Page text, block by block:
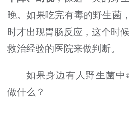
晚。如果吃完有毒的野生菌
时才出现胃肠反应，这个时
救治经验的医院来做判断。
如果身边有人野生菌中
做什么？